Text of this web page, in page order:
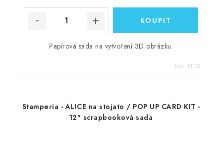
Papírová sada na vytvoření 3D obrázku.
Kód: 81128
Stamperia - ALICE na stojato / POP UP CARD KIT -
12" scrapbooková sada